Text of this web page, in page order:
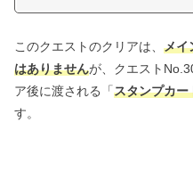
このクエストのクリアは、 メイ
はありませんが、クエスト
ア後に渡される「スタンプカー
す。